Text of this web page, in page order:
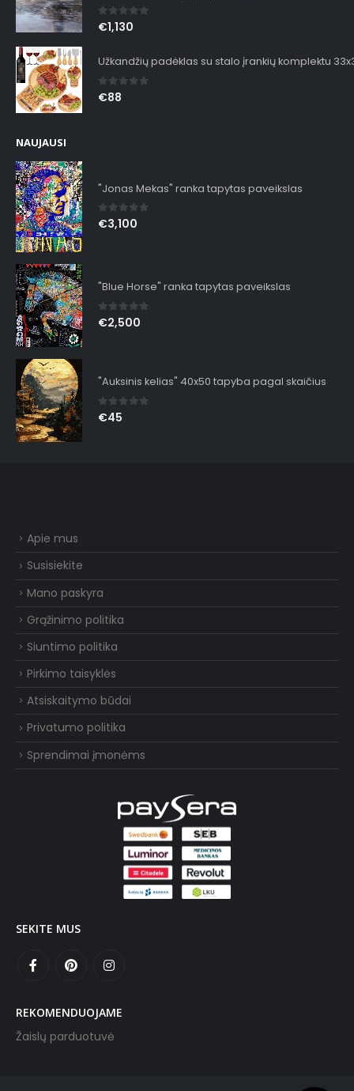
0out of 5
€1,130
Užkandžių padėklas su stalo įrankių komplektu
0out of 5
€88
NAUJAUSI
"Jonas Mekas" ranka tapytas paveikslas
0out of 5
€3,100
"Blue Horse" ranka tapytas paveikslas
0out of 5
€2,500
"Auksinis kelias" 40x50 tapyba pagal skaičius
0out of 5
€45
Apie mus
Susisiekite
Mano paskyra
Grąžinimo politika
Siuntimo politika
Pirkimo taisyklės
Atsiskaitymo būdai
Privatumo politika
Sprendimai įmonėms
SEKITE MUS
REKOMENDUOJAME
Žaislų parduotuvė